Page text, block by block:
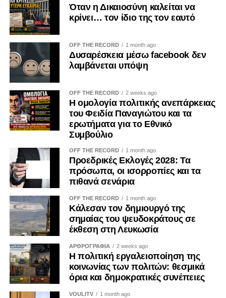
αναρτήσεις στα μέσα κοινωνικής δικτύωσης.
Αποδεικνύεται καθημερινά μέσα από τις προσωπικές μας
επιλογές. Δεν μπορεί κανείς να καταδικάζει την κατοχή και
ταυτόχρονα να χρηματοδοτεί, έστω και έμμεσα, τις
οικονομικές δομές που τη συντηρούν.
Η Κύπρος εξακολουθεί να ζει τις συνέπειες της εισβολής
του 1974. Οι πρόσφυγες παραμένουν μακριά από τις
πατρογονικές τους εστίες. Οι οικογένειες των
αγνοουμένων συνεχίζουν να αναζητούν απαντήσεις. Οι
εγκλωβισμένοι εξακολουθούν να δοκιμάζονται. Η κατοχή
δεν ανήκει στο παρελθόν· είναι μια καθημερινή
πραγματικότητα.
Γι’ αυτό η ενίσχυση των παράνομων καζίνων στα
κατεχόμενα δεν μπορεί να θεωρείται μια αθώα
προσωπική επιλογή. Είναι μια πράξη με πολιτικές,
οικονομικές και εθνικές προεκτάσεις. Και ως τέτοια οφείλει
να αντιμετωπίζεται από όλους μας με τη σοβαρότητα που
της αρμόζει.
Η ιστορία διδάσκει ότι τα τετελεσμένα παγιώνονται όταν οι
κοινωνίες συνηθίζουν να τα αποδέχονται. Η Κύπρος δεν
έχει την πολυτέλεια ούτε της αδιαφορίας ούτε της λήθης.
Όταν η Δικαιοσύνη καλείται να
κρίνει… τον ίδιο της τον εαυτό
OFF THE RECORD 1 month ago
Δυσαρέσκεια μέσω facebook δεν
λαμβάνεται υπόψη
OFF THE RECORD 2 weeks ago
Η ομολογία πολιτικής ανεπάρκειας
του Φειδία Παναγιώτου και τα
ερωτήματα για το Εθνικό
Συμβούλιο
OFF THE RECORD 1 month ago
Προεδρικές Εκλογές 2028: Τα
πρόσωπα, οι ισορροπίες και τα
πιθανά σενάρια
OFF THE RECORD 1 month ago
Κάλεσαν τον δημιουργό της
σημαίας του ψευδοκράτους σε
έκθεση στη Λευκωσία
ΑΡΘΡΟΓΡΑΦΙΑ 2 weeks ago
Η πολιτική εργαλειοποίηση της
κοινωνίας των πολιτών: θεσμικά
όρια και δημοκρατικές συνέπειες
VOULITV 1 month ago